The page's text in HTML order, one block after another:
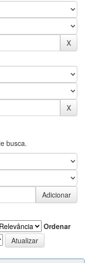
busca.
Ordenar